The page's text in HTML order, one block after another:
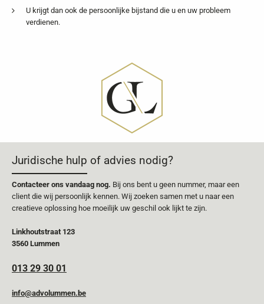
U krijgt dan ook de persoonlijke bijstand die u en uw probleem
verdienen.
Juridische hulp of advies nodig?
Contacteer ons vandaag nog. Bij ons bent u geen nummer, maar een
client die wij persoonlijk kennen. Wij zoeken samen met u naar een
creatieve oplossing hoe moeilijk uw geschil ook lijkt te zijn.
Linkhoutstraat 123
3560 Lummen
013 29 30 01
info@advolummen.be